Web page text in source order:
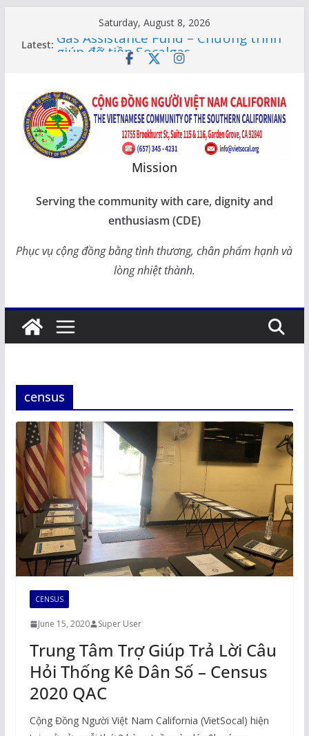
Saturday, August 8, 2026
Latest: Gas Assistance Fund – Chương trình
giúp đỡ tiền Socalgas
LỚP HỌC CỘNG ĐỒNG 2026 –
Citizenship Flashcard Apps – Ứng
Dụng Ôn Thi Quốc Tịch 2026
Human Rights Update in Vietnam
XUÂN SUNG TÚC – TẾT SẺ CHIA
CÙNG CÁC BẬC CAO NIÊN TẠI
Mission
Serving the community with care, dignity and
enthusiasm (CDE)
Phục vụ cộng đồng bằng tình thương, chân phẩm hạnh và
lòng nhiệt thành.
census
CENSUS
June 15, 2020 Super User
Trung Tâm Trợ Giúp Trả Lời Câu
Hỏi Thống Kê Dân Số – Census
2020 QAC
Cộng Đồng Người Việt Nam California (VietSocal) hiện